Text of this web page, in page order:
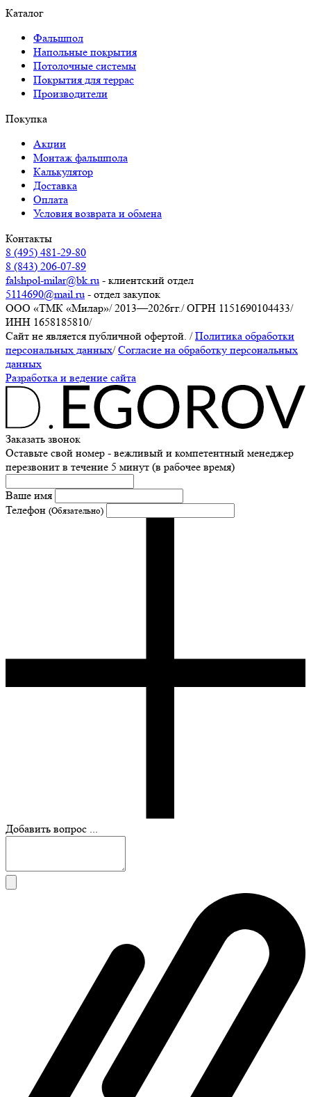
Каталог
Фальшпол
Напольные покрытия
Потолочные системы
Покрытия для террас
Производители
Покупка
Акции
Монтаж фальшпола
Калькулятор
Доставка
Оплата
Условия возврата и обмена
Контакты
8 (495) 481-29-80
8 (843) 206-07-89
falshpol-milar@bk.ru - клиентский отдел
5114690@mail.ru - отдел закупок
ООО «ТМК «Милар»/ 2013—2026гг./ОГРН 1151690104433/
ИНН 1658185810/
Сайт не является публичной офертой. / Политика обработки
персональных данных/ Согласие на обработку персональных
данных
Разработка и ведение сайта
Заказать звонок
Оставьте свой номер - вежливый и компетентный менеджер
перезвонит в течение 5 минут (в рабочее время)
Ваше имя
Телефон (Обязательно)
Добавить вопрос ...